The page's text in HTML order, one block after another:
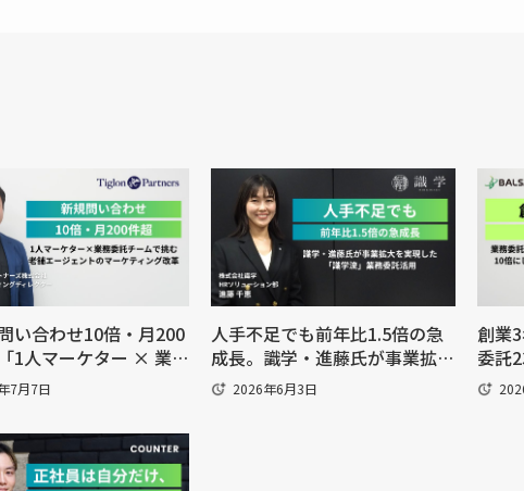
い合わせ10倍・月200
1人マーケター × 業務
ム」で挑む老舗エージ
7月7日
人手不足でも前年比1.5倍の急
成長。識学・進藤氏が事業拡大
を実現した「識学流」業務委託
2026年6月3日
創業
委託
客を